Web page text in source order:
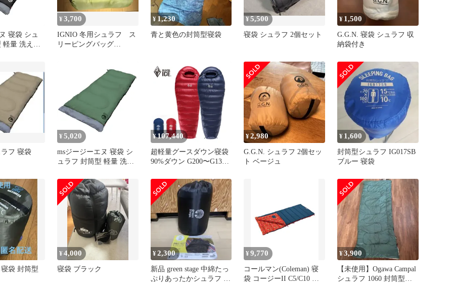
寝袋 シュ
量 洗える
中泊用 防
袋付★m
¥3,700
IGNIO 冬用シュラフ ス
リーピングバッグ
¥ 1,230
青と黄色の封筒型寝袋
¥5,500
寝袋 シュラフ 2個セット
¥ 1,500
G.G.N. 寝袋 シュラフ 収
納袋付き
フ 寝袋
¥ 5,020
msジージーエヌ 寝袋 シ
ュラフ 封筒型 軽量 洗え
ンプ アウトドア 車中泊
用 防災 災害 収納袋付
a3a9449d
¥107,440
超軽量グースダウン寝袋
90%ダウン G200〜G1300
冬用
¥2,980
G.G.N. シュラフ 2個セッ
ト ベージュ
¥ 1,600
封筒型シュラフ IG017SB
ブルー 寝袋
袋 封筒型
¥4,000
寝袋 ブラック
¥2,300
新品 green stage 中綿たっ
ぷりあったかシュラフ 寝
¥9,770
コールマン(Coleman) 寝
袋 コージーII C5/C10 快
¥3,900
【未使用】Ogawa Campal
シュラフ 1060 封筒型